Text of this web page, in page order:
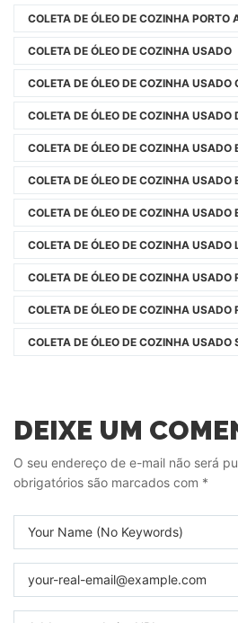
COLETA DE ÓLEO DE COZINHA PORTO
COLETA DE ÓLEO DE COZINHA USADO
COLETA DE ÓLEO DE COZINHA USADO
COLETA DE ÓLEO DE COZINHA USADO
COLETA DE ÓLEO DE COZINHA USADO
COLETA DE ÓLEO DE COZINHA USADO
COLETA DE ÓLEO DE COZINHA USADO
COLETA DE ÓLEO DE COZINHA USADO
COLETA DE ÓLEO DE COZINHA USADO
COLETA DE ÓLEO DE COZINHA USADO
COLETA DE ÓLEO DE COZINHA USADO
DEIXE UM
O seu endereço de e-mail não será
obrigatórios são marcados com *